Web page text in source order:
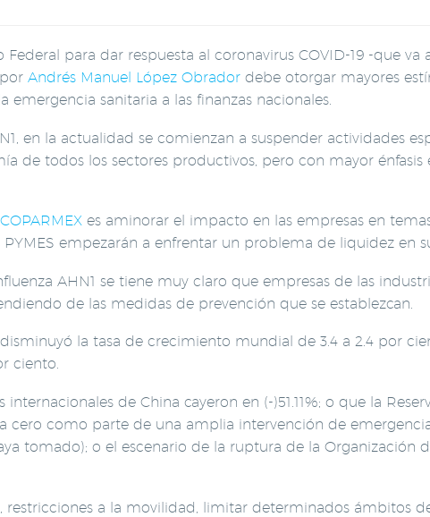
para dar respuesta al coronavirus COVID-19 -que va
Andrés Manuel López Obrador debe otorgar mayores
sanitaria a las finanzas nacionales.
en la actualidad se comienzan a suspender actividades
de todos los sectores productivos, pero con mayor énfasis
COPARMEX es aminorar el impacto en las empresas en
empezarán a enfrentar un problema de liquidez en
AHN1 se tiene muy claro que empresas de las
de las medidas de prevención que se establezcan.
la tasa de crecimiento mundial de 3.4 a 2.4 por
ciento.
de China cayeron en (-)51.11%; o que la
a cero como parte de una amplia intervención de
tomado); o el escenario de la ruptura de la Organización
restricciones a la movilidad, limitar determinados ámbitos